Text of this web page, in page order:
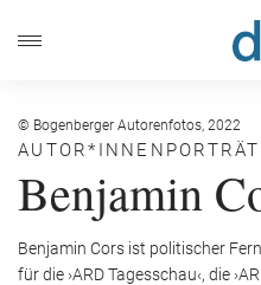
© Bogenberger Autorenfotos, 2022
AUTOR*INNENPORTRÄT
Benjamin
Benjamin Cors ist politischer
für die ›ARD Tagesschau‹, die